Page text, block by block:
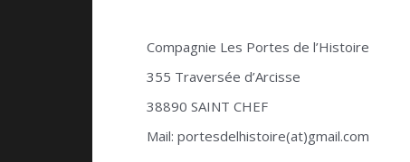
Compagnie Les Portes de l’Histoire
355 Traversée d’Arcisse
38890 SAINT CHEF
Mail: portesdelhistoire(at)gmail.com